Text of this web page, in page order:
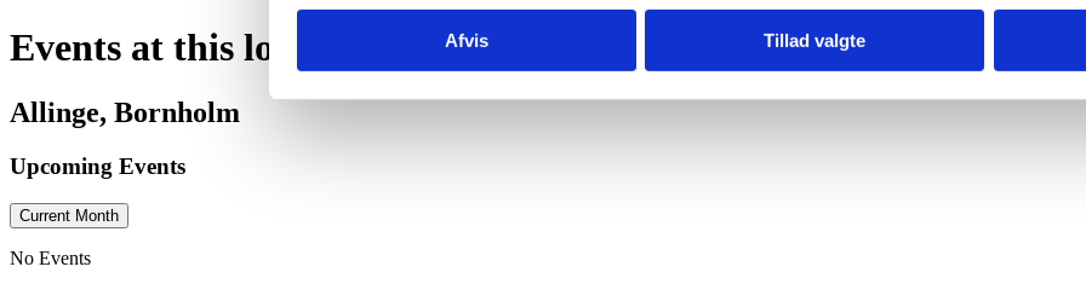
Afvis Tillad valgte
Events at this location
Allinge, Bornholm
Upcoming Events
Current Month
No Events